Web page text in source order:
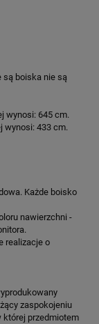
są boiska nie są
wynosi: 645 cm.
wynosi: 433 cm.
Każde boisko
nawierzchni -
realizacje o
zaspokojeniu
której przedmiotem